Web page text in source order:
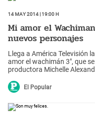
14 May 2014 | 19:00 h
Mi amor el
nuevos personajes
Llega a América Televisión
amor el wachimán 3", que
productora Michelle
El Popular